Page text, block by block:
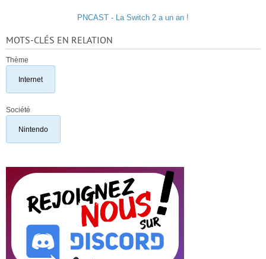
PNCAST - La Switch 2 a un an !
MOTS-CLÉS EN RELATION
Thème
Internet
Société
Nintendo